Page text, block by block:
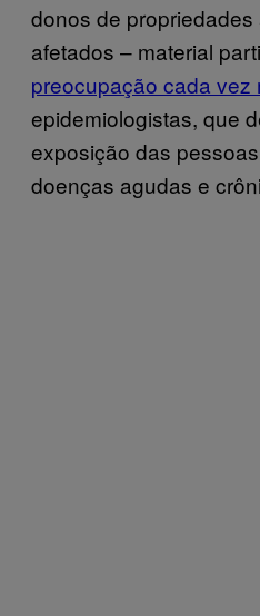
donos de
afetados – material
preocupação cada vez
epidemiologistas, que
exposição das
doenças agudas e